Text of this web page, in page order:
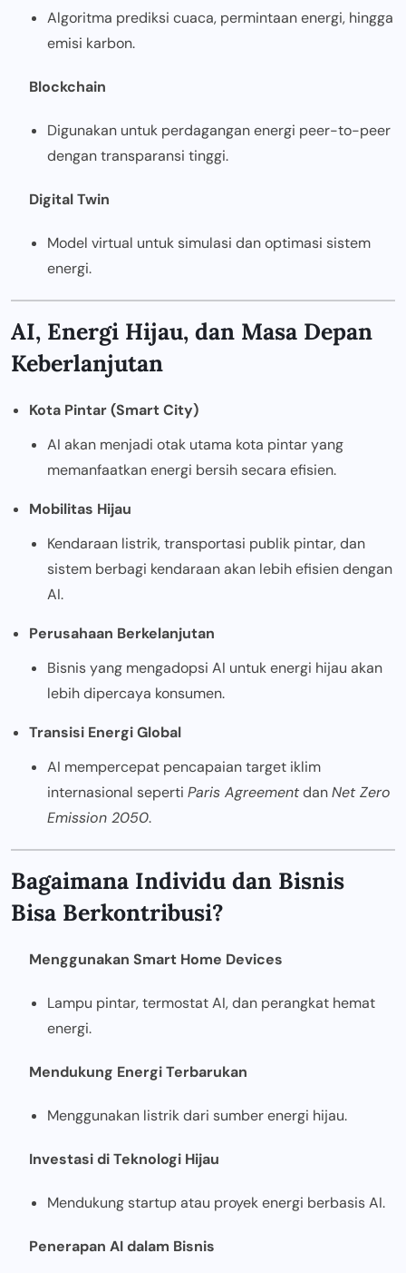
Algoritma prediksi cuaca, permintaan energi, hingga
emisi karbon.
Blockchain
Digunakan untuk perdagangan energi peer-to-peer
dengan transparansi tinggi.
Digital Twin
Model virtual untuk simulasi dan optimasi sistem
energi.
AI, Energi Hijau, dan Masa Depan
Keberlanjutan
Kota Pintar (Smart City)
AI akan menjadi otak utama kota pintar yang
memanfaatkan energi bersih secara efisien.
Mobilitas Hijau
Kendaraan listrik, transportasi publik pintar, dan
sistem berbagi kendaraan akan lebih efisien dengan
AI.
Perusahaan Berkelanjutan
Bisnis yang mengadopsi AI untuk energi hijau akan
lebih dipercaya konsumen.
Transisi Energi Global
AI mempercepat pencapaian target iklim
internasional seperti Paris AgreementdanNet Zero
Emission 2050.
Bagaimana Individu dan Bisnis
Bisa Berkontribusi?
Menggunakan Smart Home Devices
Lampu pintar, termostat AI, dan perangkat hemat
energi.
Mendukung Energi Terbarukan
Menggunakan listrik dari sumber energi hijau.
Investasi di Teknologi Hijau
Mendukung startup atau proyek energi berbasis AI.
Penerapan AI dalam Bisnis